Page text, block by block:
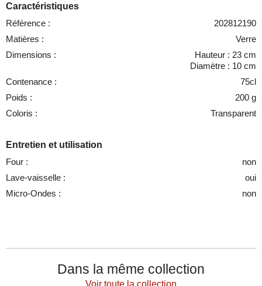
Caractéristiques
Référence :
202812190
Matières :
Verre
Dimensions :
Hauteur : 23 cm
Diamètre : 10 cm
Contenance :
75cl
Poids :
200 g
Coloris :
Transparent
Entretien et utilisation
Four :
non
Lave-vaisselle :
oui
Micro-Ondes :
non
Dans la même collection
Voir toute la collection